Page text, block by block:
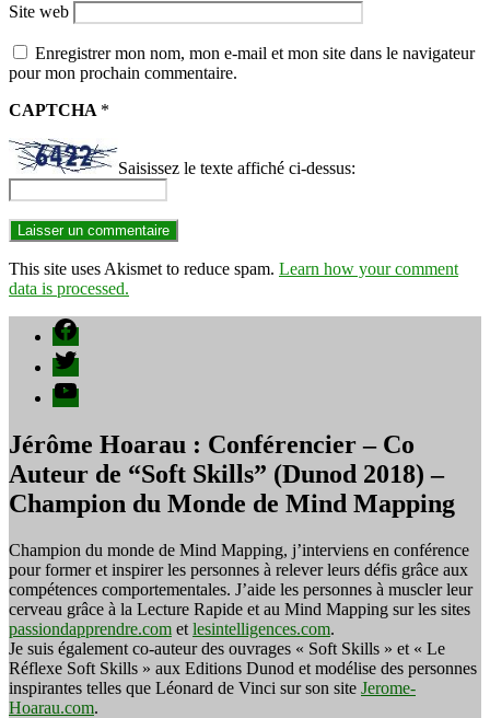
Site web
Enregistrer mon nom, mon e-mail et mon site dans le navigateur
pour mon prochain commentaire.
CAPTCHA *
Saisissez le texte affiché ci-dessus:
This site uses Akismet to reduce spam. Learn how your comment
data is processed.
Facebook
Twitter
YouTube
Jérôme Hoarau : Conférencier – Co
Auteur de “Soft Skills” (Dunod 2018) –
Champion du Monde de Mind Mapping
Champion du monde de Mind Mapping, j’interviens en conférence
pour former et inspirer les personnes à relever leurs défis grâce aux
compétences comportementales. J’aide les personnes à muscler leur
cerveau grâce à la Lecture Rapide et au Mind Mapping sur les sites
passiondapprendre.com et lesintelligences.com.
Je suis également co-auteur des ouvrages « Soft Skills » et « Le
Réflexe Soft Skills » aux Editions Dunod et modélise des personnes
inspirantes telles que Léonard de Vinci sur son site Jerome-
Hoarau.com.